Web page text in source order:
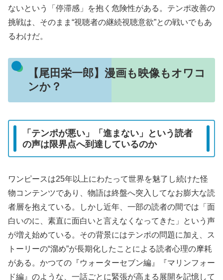
ないという「停滞感」を抱く危険性がある。テンポ改善の
挑戦は、そのまま“視聴者の継続視聴意欲”との戦いでもあ
るわけだ。
【尾田栄一郎】漫画も映像もオワコ
ンか？
「テンポが悪い」「進まない」という読者
の声は限界点へ到達しているのか
ワンピースは25年以上にわたって世界を魅了し続けた怪
物コンテンツであり、物語は終盤へ突入してなお膨大な読
者層を抱えている。しかし近年、一部の読者の間では「面
白いのに、素直に面白いと言えなくなってきた」という声
が増え始めている。その背景にはテンポの問題に加え、ス
トーリーの“溜め”が長期化したことによる読者心理の摩耗
がある。かつての『ウォーターセブン編』『マリンフォー
ド編』のような、一話ごとに緊張が高まる展開を記憶して